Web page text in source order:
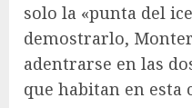
solo la «punta del
demostrarlo,
adentrarse en las
que habitan en esta